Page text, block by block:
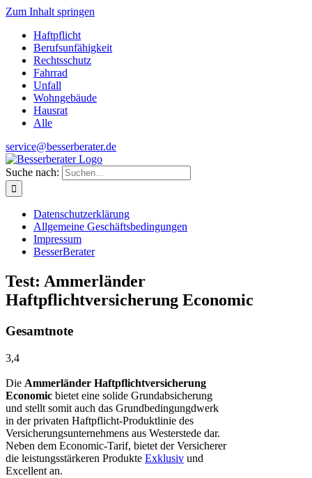
Zum Inhalt springen
Haftpflicht
Berufsunfähigkeit
Rechtsschutz
Fahrrad
Unfall
Wohngebäude
Hausrat
Alle
service@besserberater.de
Suche nach:
Datenschutzerklärung
Allgemeine Geschäftsbedingungen
Impressum
BesserBerater
Test: Ammerländer
Haftpflichtversicherung Economic
Gesamtnote
3,4
Die Ammerländer Haftpflichtversicherung
Economic bietet eine solide Grundabsicherung
und stellt somit auch das Grundbedingungdwerk
in der privaten Haftpflicht-Produktlinie des
Versicherungsunternehmens aus Westerstede dar.
Neben dem Economic-Tarif, bietet der Versicherer
die leistungsstärkeren Produkte Exklusiv und
Excellent an.